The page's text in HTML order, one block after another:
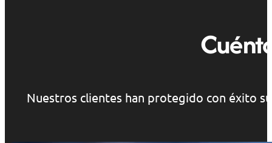
Nuestros clientes han protegido con éxito